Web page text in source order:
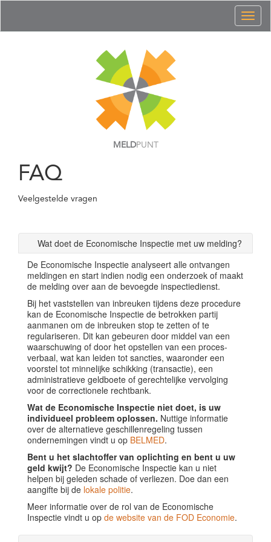
MELDPUNT
FAQ
Veelgestelde vragen
Wat doet de Economische Inspectie met uw melding?
De Economische Inspectie analyseert alle ontvangen
meldingen en start indien nodig een onderzoek of maakt
de melding over aan de bevoegde inspectiedienst.
Bij het vaststellen van inbreuken tijdens deze procedure
kan de Economische Inspectie de betrokken partij
aanmanen om de inbreuken stop te zetten of te
regulariseren. Dit kan gebeuren door middel van een
waarschuwing of door het opstellen van een proces-
verbaal, wat kan leiden tot sancties, waaronder een
voorstel tot minnelijke schikking (transactie), een
administratieve geldboete of gerechtelijke vervolging
voor de correctionele rechtbank.
Wat de Economische Inspectie niet doet, is uw
individueel probleem oplossen. Nuttige informatie
over de alternatieve geschillenregeling tussen
ondernemingen vindt u op BELMED.
Bent u het slachtoffer van oplichting en bent u uw
geld kwijt? De Economische Inspectie kan u niet
helpen bij geleden schade of verliezen. Doe dan een
aangifte bij de lokale politie.
Meer informatie over de rol van de Economische
Inspectie vindt u op de website van de FOD Economie.